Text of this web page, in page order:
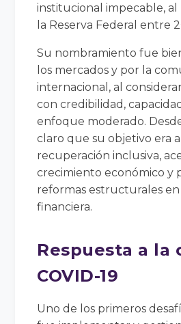
institucional impecable,
la Reserva Federal entre
Su nombramiento fue
los mercados y por la
internacional, al
con credibilidad,
enfoque moderado.
claro que su objetivo era
recuperación inclusiva,
crecimiento económico y
reformas estructurales
financiera.
Respuesta a la
COVID-19
Uno de los primeros